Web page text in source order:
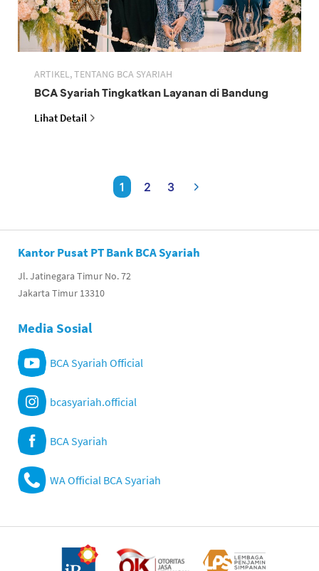
ARTIKEL, TENTANG BCA SYARIAH
BCA Syariah Tingkatkan Layanan di Bandung
Lihat Detail
1 2 3
Kantor Pusat PT Bank BCA Syariah
Jl. Jatinegara Timur No. 72
Jakarta Timur 13310
Media Sosial
BCA Syariah Official
bcasyariah.official
BCA Syariah
WA Official BCA Syariah